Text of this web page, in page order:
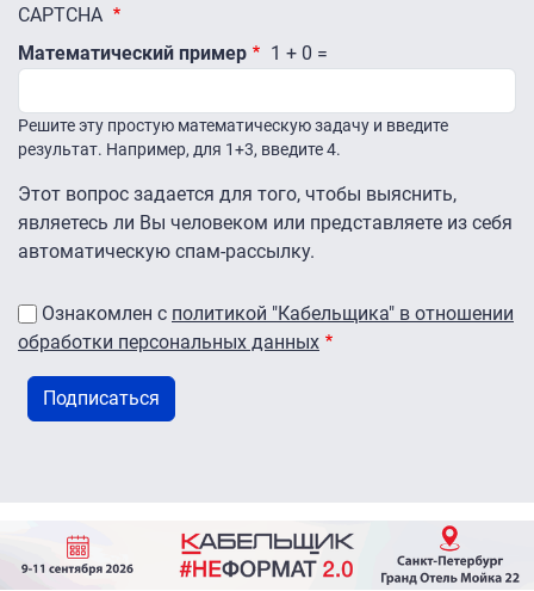
CAPTCHA
Математический пример
1 + 0 =
Решите эту простую математическую задачу и введите
результат. Например, для 1+3, введите 4.
Этот вопрос задается для того, чтобы выяснить,
являетесь ли Вы человеком или представляете из себя
автоматическую спам-рассылку.
Ознакомлен с политикой "Кабельщика" в отношении
обработки персональных данных